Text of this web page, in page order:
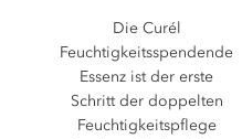
Die Curél
Feuchtigkeitsspendende
Essenz ist der erste
Schritt der doppelten
Feuchtigkeitspflege